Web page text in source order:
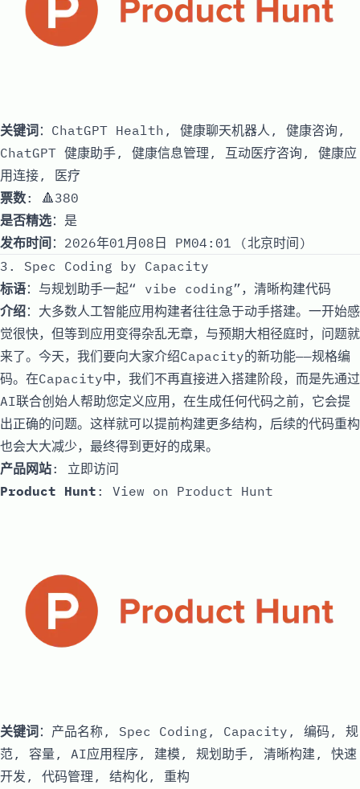
关键词 ：ChatGPT Health, 健康聊天机器人, 健康咨询,
ChatGPT 健康助手, 健康信息管理, 互动医疗咨询, 健康应
用连接, 医疗
票数: 🔺380
是否精选：是
发布时间 ：2026年01月08日 PM04:01 (北京时间)
3. Spec Coding by Capacity
标语：与规划助手一起“ vibe coding”，清晰构建代码
介绍：大多数人工智能应用构建者往往急于动手搭建。一开始感
觉很快，但等到应用变得杂乱无章，与预期大相径庭时，问题就
来了。今天，我们要向大家介绍Capacity的新功能——规格编
码。在Capacity中，我们不再直接进入搭建阶段，而是先通过
AI联合创始人帮助您定义应用，在生成任何代码之前，它会提
出正确的问题。这样就可以提前构建更多结构，后续的代码重构
也会大大减少，最终得到更好的成果。
产品网站: 立即访问
Product Hunt : View on Product Hunt
关键词：产品名称, Spec Coding, Capacity, 编码, 规
范, 容量, AI应用程序, 建模, 规划助手, 清晰构建, 快速
开发, 代码管理, 结构化, 重构